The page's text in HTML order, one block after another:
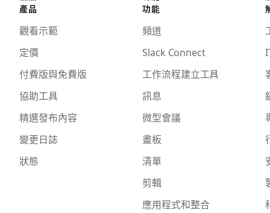
產品
觀看示範
定價
付費版與免費版
協助工具
精選發布內容
變更日誌
狀態
功能
頻道
Slack Connect
工作流程建立工具
訊息
微型會議
畫板
清單
剪輯
應用程式和整合